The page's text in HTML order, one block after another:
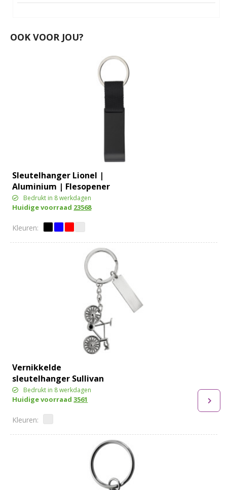
OOK VOOR JOU?
Sleutelhanger Lionel |
Aluminium | Flesopener
| Winkelwagenpenning
Bedrukt in 8 werkdagen
Huidige voorraad 23568
Vernikkelde
sleutelhanger Sullivan
Bedrukt in 8 werkdagen
Huidige voorraad3561